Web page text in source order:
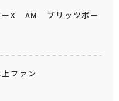
ーX AM ブリッツボー
ファン